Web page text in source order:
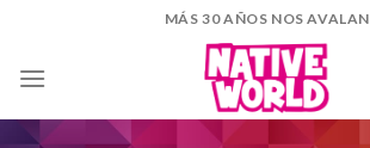
content
MÁS 30 AÑOS NOS AVALAN